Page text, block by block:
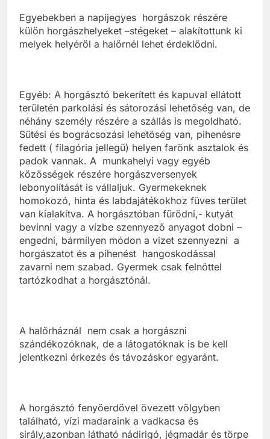
Egyebekben a napijegyes horgászok részére
külön horgászhelyeket –stégeket – alakítottunk ki
melyek helyéről a halőrnél lehet érdeklődni.
Egyéb: A horgásztó bekerített és kapuval ellátott
területén parkolási és sátorozási lehetőség van, de
néhány személy részére a szállás is megoldható.
Sütési és bográcsozási lehetőség van, pihenésre
fedett ( filagória jellegű) helyen farönk asztalok és
padok vannak. A munkahelyi vagy egyéb
közösségek részére horgászversenyek
lebonyolítását is vállaljuk. Gyermekeknek
homokozó, hinta és labdajátékokhoz füves terület
van kialakítva. A horgásztóban fürödni,- kutyát
bevinni vagy a vízbe szennyező anyagot dobni –
engedni, bármilyen módon a vizet szennyezni a
horgászatot és a pihenést hangoskodással
zavarni nem szabad. Gyermek csak felnőttel
tartózkodhat a horgásztónál.
A halőrháznál nem csak a horgászni
szándékozóknak, de a látogatóknak is be kell
jelentkezni érkezés és távozáskor egyaránt.
A horgásztó fenyőerdővel övezett völgyben
található, vízi madaraink a vadkacsa és
sirály,azonban látható nádirigó, jégmadár és törpe